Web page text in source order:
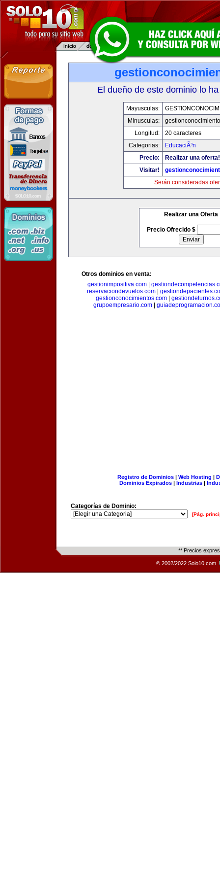
El dueño de este dominio lo
Mayusculas:
Minusculas:
Longitud:
20 caracteres
Categorias:
EducaciÃ³n
Precio:
Realizar una oferta!
Visitar!
Serán consideradas
Realizar una Oferta
Precio Ofrecido $
Otros dominios en venta:
gestionimpositiva.com
reservaciondevuelos.com
gestionconocimientos.com
grupoempresario.com|
Registro de Dominios| Web Hosting |
Dominios Expirados | Industrias |
Categorías de Dominio:
[Pág.
** Precios
© 2002/2022 Solo10.com